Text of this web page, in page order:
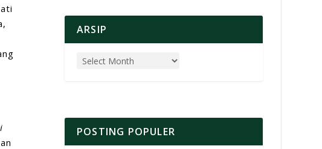
ARSIP
POSTING POPULER